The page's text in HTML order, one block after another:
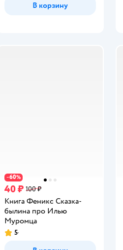
В корзину
−60%
40 ₽ 100 ₽
Книга Феникс Сказка-
былина про Илью
Муромца
Рейтинг:
5